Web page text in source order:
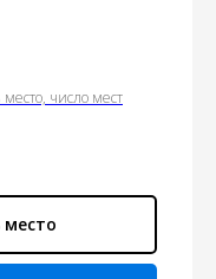
число мест
место